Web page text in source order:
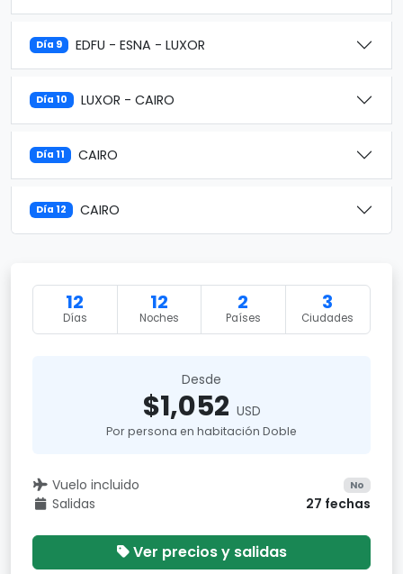
Día 9 EDFU - ESNA - LUXOR
Día 10 LUXOR - CAIRO
Día 11 CAIRO
Día 12 CAIRO
12
Días
12
Noches
2
Países
3
Ciudades
Desde
$1,052 USD
Por persona en habitación Doble
Vuelo incluido No
Salidas 27 fechas
Ver precios y salidas